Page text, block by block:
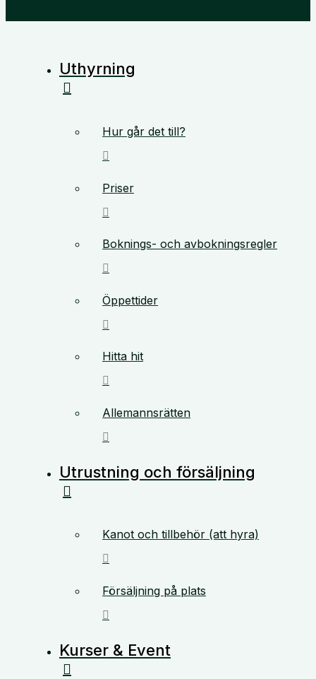
Uthyrning
Hur går det till?
Priser
Boknings- och avbokningsregler
Öppettider
Hitta hit
Allemannsrätten
Utrustning och försäljning
Kanot och tillbehör (att hyra)
Försäljning på plats
Kurser & Event